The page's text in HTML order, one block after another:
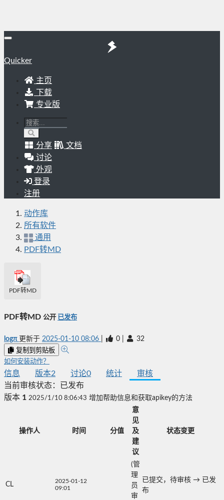
Quicker
主页
下载
专业版
分享
文档
讨论
外观
登录
注册
动作库
所有软件
通用
PDF转MD
PDF转MD
PDF转MD 公开 已发布
logπ 更新于 2025-01-10 08:06 0 32
复制到剪贴板
如何安装动作？
信息 版本2 讨论0 统计
审核
当前审核状态：
已发布
版本 1 2025/1/10 8:06:43 增加帮助信息和获取apikey的方法
操作人 时间 分值
意
见
及
建
议
状态变更
CL
2025-01-12
09:01
(管
理
员
审
已提交，待审核 → 已发
布